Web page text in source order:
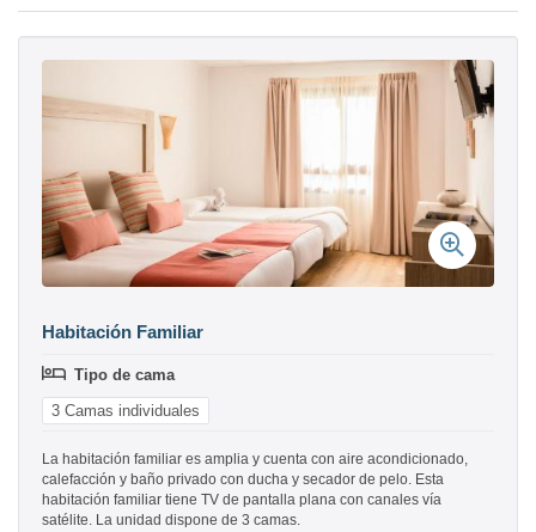
Habitación Familiar
Tipo de cama
3 Camas individuales
La habitación familiar es amplia y cuenta con aire acondicionado,
calefacción y baño privado con ducha y secador de pelo. Esta
habitación familiar tiene TV de pantalla plana con canales vía
satélite. La unidad dispone de 3 camas.